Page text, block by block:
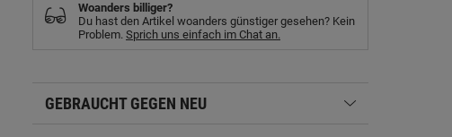
Woanders billiger?
Du hast den Artikel woanders günstiger gesehen? Kein
Problem. Sprich uns einfach im Chat an.
GEBRAUCHT GEGEN NEU